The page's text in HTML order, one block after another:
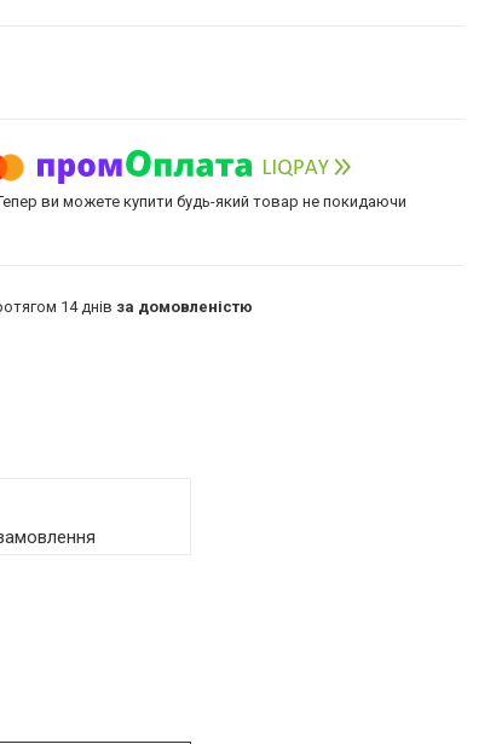
ви можете купити будь-який товар не покидаючи
14 днів за домовленістю